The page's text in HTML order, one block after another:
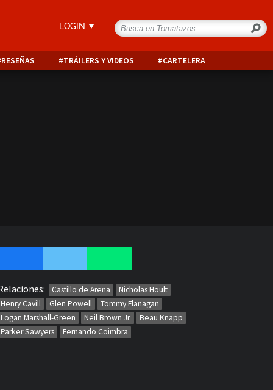
LOGIN
RESEÑAS TRÁILERS Y VIDEOS CARTELERA
Castillo de Arena
Nicholas Hoult
Henry Cavill
Glen Powell
Tommy Flanagan
Logan Marshall-Green
Neil Brown Jr.
Beau Knapp
Parker Sawyers
Fernando Coimbra